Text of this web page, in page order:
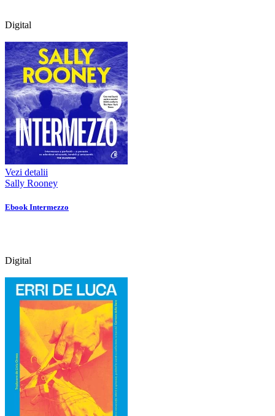
Digital
Vezi detalii
Sally Rooney
Ebook Intermezzo
Digital